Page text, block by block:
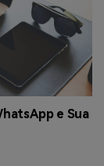
e Sua